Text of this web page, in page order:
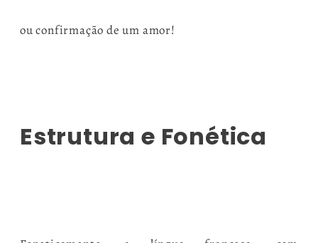
ou confirmação de um amor!
Estrutura e Fonética